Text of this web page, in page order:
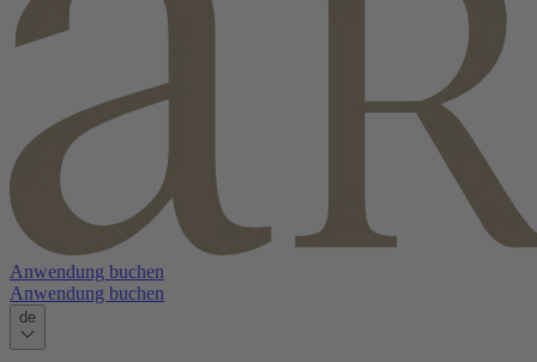
Anwendung buchen
Anwendung buchen
de